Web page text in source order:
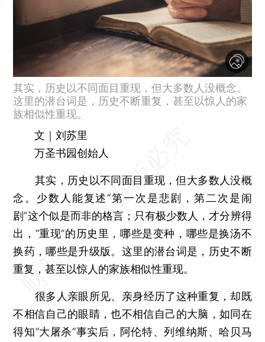
其实，历史以不同面目重现，但大多数人没概念。
这里的潜台词是，历史不断重复，甚至以惊人的家
族相似性重现。
文｜刘苏里
万圣书园创始人
其实，历史以不同面目重现，但大多数人没概
念。少数人能复述“第一次是悲剧，第二次是闹
剧”这个似是而非的格言；只有极少数人，才分辨得
出，“重现”的历史里，哪些是变种，哪些是换汤不
换药，哪些是升级版。这里的潜台词是，历史不断
重复，甚至以惊人的家族相似性重现。
很多人亲眼所见、亲身经历了这种重复，却既
不相信自己的眼睛，也不相信自己的大脑，如同在
得知“大屠杀”事实后，阿伦特、列维纳斯、哈贝马